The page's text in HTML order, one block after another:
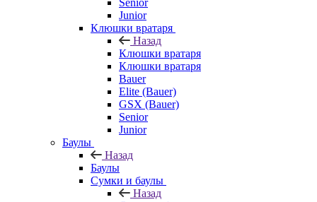
Senior
Junior
Клюшки вратаря
Назад
Клюшки вратаря
Клюшки вратаря
Bauer
Elite (Bauer)
GSX (Bauer)
Senior
Junior
Баулы
Назад
Баулы
Сумки и баулы
Назад